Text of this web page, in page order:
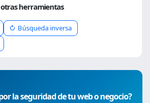
herramientas
Búsqueda inversa
la seguridad de tu web o negocio?